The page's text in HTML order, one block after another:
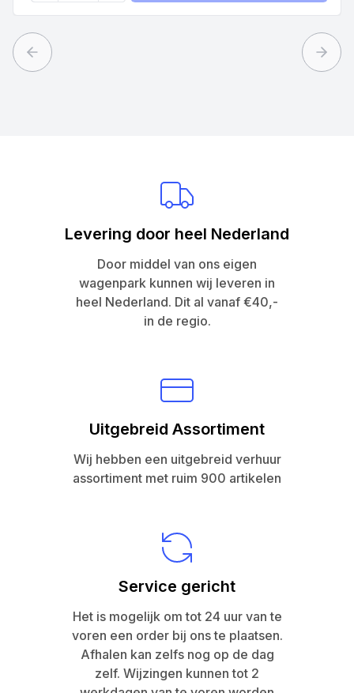
Previous slide Next
Levering door heel Nederland
Door middel van ons eigen
wagenpark kunnen wij leveren in
heel Nederland. Dit al vanaf €40,-
in de regio.
Uitgebreid Assortiment
Wij hebben een uitgebreid verhuur
assortiment met ruim 900 artikelen
Service gericht
Het is mogelijk om tot 24 uur van te
voren een order bij ons te plaatsen.
Afhalen kan zelfs nog op de dag
zelf. Wijzingen kunnen tot 2